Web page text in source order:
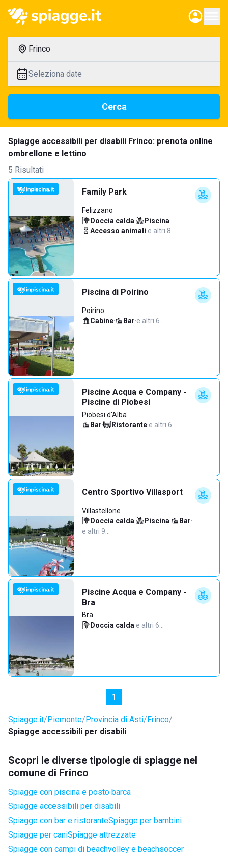
Frinco
Seleziona date
Cerca
Spiagge accessibili per disabili Frinco: prenota online
ombrellone e lettino
5 Risultati
Family Park
Felizzano
Doccia calda· Piscina·
Accesso animali·e altri 8…
Piscina di Poirino
Poirino
Cabine· Bar·e altri 6…
Piscine Acqua e Company -
Piscine di Piobesi
Piobesi d'Alba
Bar· Ristorante·e altri 6…
Centro Sportivo Villasport
Villastellone
Doccia calda· Piscina· Bar·
e altri 9…
Piscine Acqua e Company -
Bra
Bra
Doccia calda·e altri 6…
1
Spiagge.it Piemonte Provincia di Asti Frinco
Spiagge accessibili per disabili
Scopri le diverse tipologie di spiagge nel
comune di Frinco
Spiagge con piscina e posto barca
Spiagge accessibili per disabili
Spiagge con bar e ristoranteSpiagge per bambini
Spiagge per caniSpiagge attrezzate
Spiagge con campi di beachvolley e beachsoccer